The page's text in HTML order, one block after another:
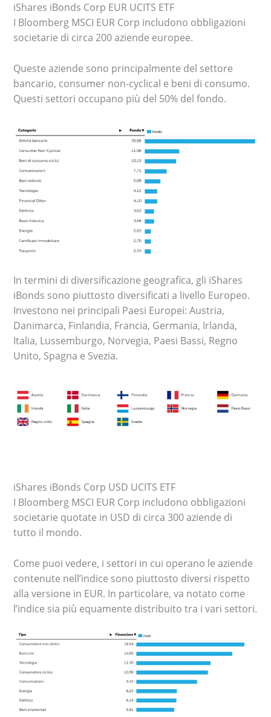
iShares iBonds Corp EUR UCITS ETF
I Bloomberg MSCI EUR Corp includono obbligazioni
societarie di circa 200 aziende europee.
Queste aziende sono principalmente del settore
bancario, consumer non-cyclical e beni di consumo.
Questi settori occupano più del 50% del fondo.
In termini di diversificazione geografica, gli iShares
iBonds sono piuttosto diversificati a livello Europeo.
Investono nei principali Paesi Europei: Austria,
Danimarca, Finlandia, Francia, Germania, Irlanda,
Italia, Lussemburgo, Norvegia, Paesi Bassi, Regno
Unito, Spagna e Svezia.
iShares iBonds Corp USD UCITS ETF
I Bloomberg MSCI EUR Corp includono obbligazioni
societarie quotate in USD di circa 300 aziende di
tutto il mondo.
Come puoi vedere, i settori in cui operano le aziende
contenute nell’indice sono piuttosto diversi rispetto
alla versione in EUR. In particolare, va notato come
l’indice sia più equamente distribuito tra i vari settori.